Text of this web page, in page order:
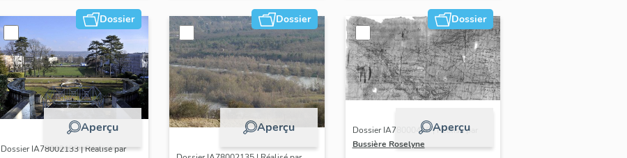
Dossier
Aperçu
Dossier IA78002133 | Réalisé par
Dossier
Aperçu
Dossier
Aperçu
Dossier IA78000496 | Réalisé par
Bussière Roselyne